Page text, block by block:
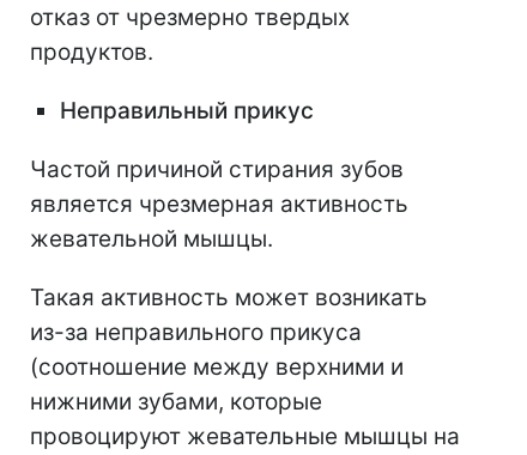
отказ от чрезмерно твердых
продуктов.
Неправильный прикус
Частой причиной стирания зубов
является чрезмерная активность
жевательной мышцы.
Такая активность может возникать
из-за неправильного прикуса
(соотношение между верхними и
нижними зубами, которые
провоцируют жевательные мышцы на